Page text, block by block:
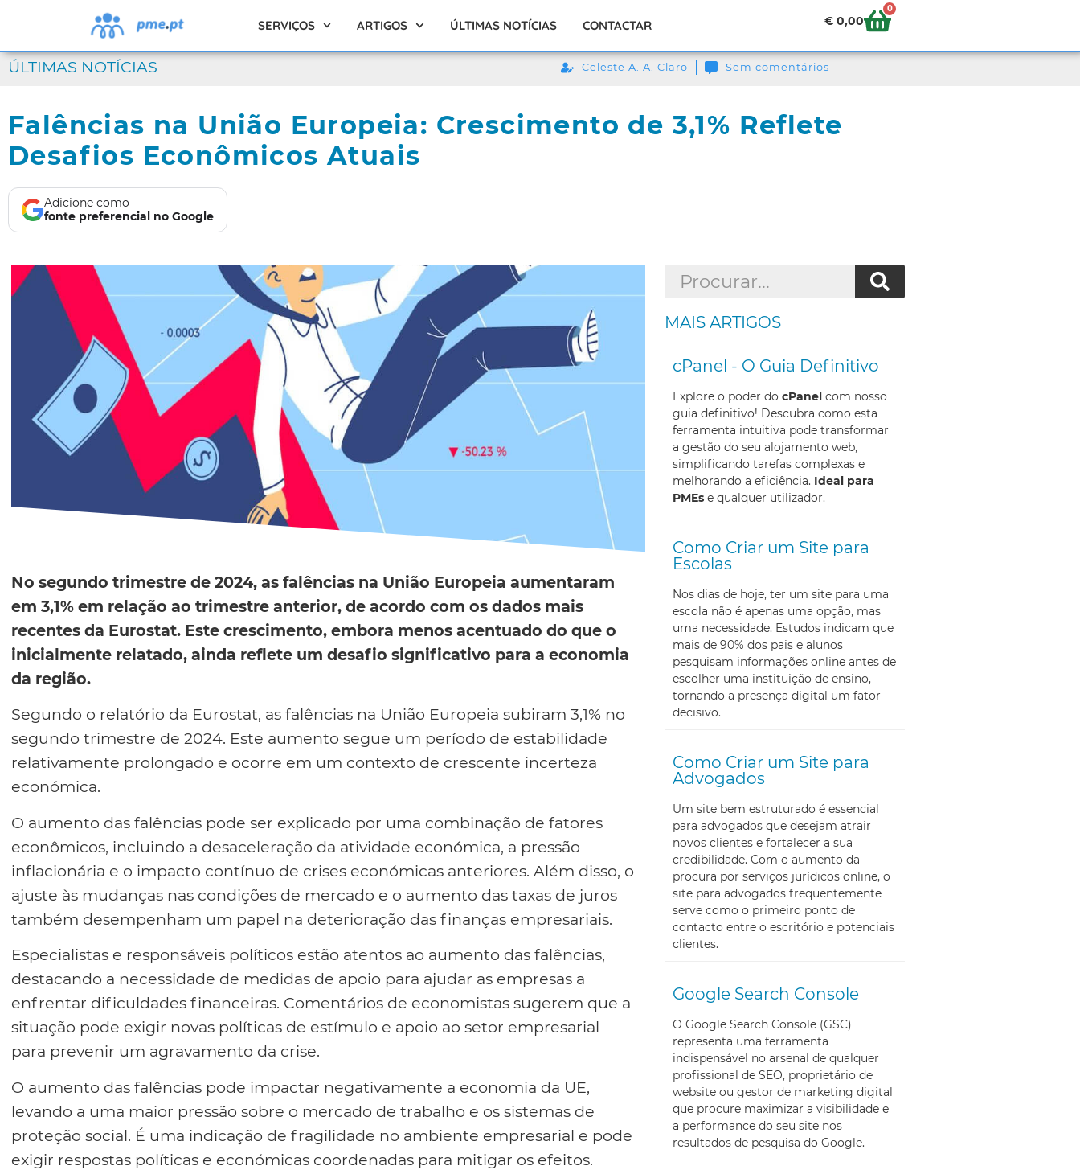
SERVIÇOS ARTIGOS ÚLTIMAS NOTÍCIAS CONTACTAR € 0,00
0
ÚLTIMAS NOTÍCIAS Celeste A. A. Claro Sem comentários
Falências na União Europeia: Crescimento de 3,1% Reflete
Desafios Econômicos Atuais
Adicione como
fonte preferencial no Google
No segundo trimestre de 2024, as falências na União Europeia aumentaram
em 3,1% em relação ao trimestre anterior, de acordo com os dados mais
recentes da Eurostat. Este crescimento, embora menos acentuado do que o
inicialmente relatado, ainda reflete um desafio significativo para a economia
da região.
Segundo o relatório da Eurostat, as falências na União Europeia subiram 3,1% no
segundo trimestre de 2024. Este aumento segue um período de estabilidade
relativamente prolongado e ocorre em um contexto de crescente incerteza
económica.
O aumento das falências pode ser explicado por uma combinação de fatores
econômicos, incluindo a desaceleração da atividade económica, a pressão
inflacionária e o impacto contínuo de crises económicas anteriores. Além disso, o
ajuste às mudanças nas condições de mercado e o aumento das taxas de juros
também desempenham um papel na deterioração das finanças empresariais.
Especialistas e responsáveis políticos estão atentos ao aumento das falências,
destacando a necessidade de medidas de apoio para ajudar as empresas a
enfrentar dificuldades financeiras. Comentários de economistas sugerem que a
situação pode exigir novas políticas de estímulo e apoio ao setor empresarial
para prevenir um agravamento da crise.
O aumento das falências pode impactar negativamente a economia da UE,
levando a uma maior pressão sobre o mercado de trabalho e os sistemas de
proteção social. É uma indicação de fragilidade no ambiente empresarial e pode
exigir respostas políticas e económicas coordenadas para mitigar os efeitos.
MAIS ARTIGOS
cPanel - O Guia Definitivo
Explore o poder do cPanelcom nosso
guia definitivo! Descubra como esta
ferramenta intuitiva pode transformar
a gestão do seu alojamento web,
simplificando tarefas complexas e
melhorando a eficiência. Ideal para
PMEse qualquer utilizador.
Como Criar um Site para
Escolas
Nos dias de hoje, ter um site para uma
escola não é apenas uma opção, mas
uma necessidade. Estudos indicam que
mais de 90% dos pais e alunos
pesquisam informações online antes de
escolher uma instituição de ensino,
tornando a presença digital um fator
decisivo.
Como Criar um Site para
Advogados
Um site bem estruturado é essencial
para advogados que desejam atrair
novos clientes e fortalecer a sua
credibilidade. Com o aumento da
procura por serviços jurídicos online, o
site para advogados frequentemente
serve como o primeiro ponto de
contacto entre o escritório e potenciais
clientes.
Google Search Console
O Google Search Console (GSC)
representa uma ferramenta
indispensável no arsenal de qualquer
profissional de SEO, proprietário de
website ou gestor de marketing digital
que procure maximizar a visibilidade e
a performance do seu site nos
resultados de pesquisa do Google.